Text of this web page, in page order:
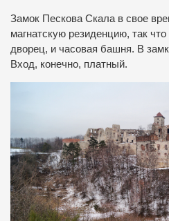
Замок Пескова Скала в свое
магнатскую резиденцию, так
дворец, и часовая башня. В
Вход, конечно, платный.